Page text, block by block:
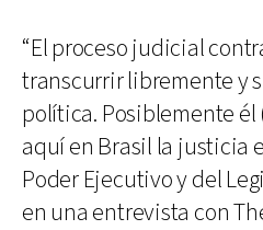
“El proceso judicial
transcurrir libremente y
política. Posiblemente él
aquí en Brasil la justicia
Poder Ejecutivo y del
en una entrevista con